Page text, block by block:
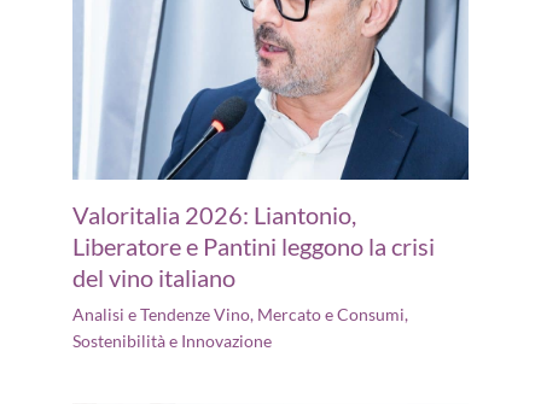
Valoritalia 2026: Liantonio,
Liberatore e Pantini leggono la crisi
del vino italiano
Analisi e Tendenze Vino, Mercato e Consumi,
Sostenibilità e Innovazione